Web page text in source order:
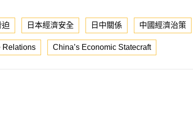
迫 日本經濟安全 日中關係 中國經濟治策
Relations China’s Economic Statecraft